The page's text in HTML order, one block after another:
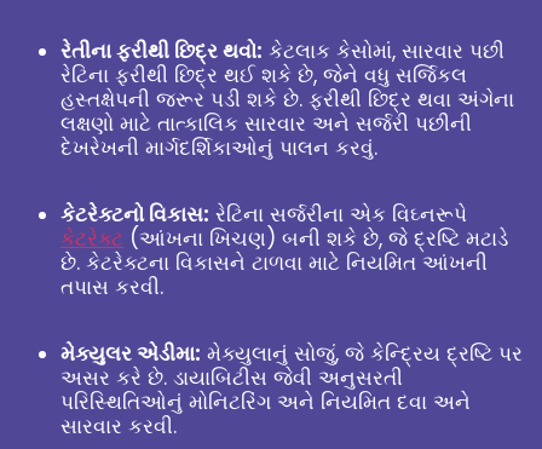
રેતીના ફરીથી છિદ્ર થવો: કેટલાક કેસોમાં, સારવાર પછી
રેટિના ફરીથી છિદ્ર થઈ શકે છે, જેને વધુ સર્જિકલ
હસ્તક્ષેપની જરૂર પડી શકે છે. ફરીથી છિદ્ર થવા અંગેના
લક્ષણો માટે તાત્કાલિક સારવાર અને સર્જરી પછીની
દેખરેખની માર્ગદર્શિકાઓનું પાલન કરવું.
કેટરેક્ટનો વિકાસ: રેટિના સર્જરીના એક વિઘ્નરૂપે
કેટરેક્ટ (આંખના ખિચણ) બની શકે છે, જે દ્રષ્ટિ મટાડે
છે. કેટરેક્ટના વિકાસને ટાળવા માટે નિયમિત આંખની
તપાસ કરવી.
મેક્યુલર એડીમા: મેક્યુલાનું સોજું, જે કેન્દ્રિય દ્રષ્ટિ પર
અસર કરે છે. ડાયાબિટીસ જેવી અનુસરતી
પરિસ્થિતિઓનું મોનિટરિંગ અને નિયમિત દવા અને
સારવાર કરવી.